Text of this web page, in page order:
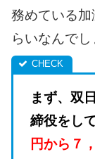
務めている
らいなんでし
まず、双
締役をし
円から７